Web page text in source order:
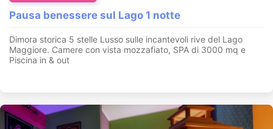
Pausa benessere sul Lago 1 notte
Dimora storica 5 stelle Lusso sulle incantevoli rive del Lago
Maggiore. Camere con vista mozzafiato, SPA di 3000 mq e
Piscina in & out